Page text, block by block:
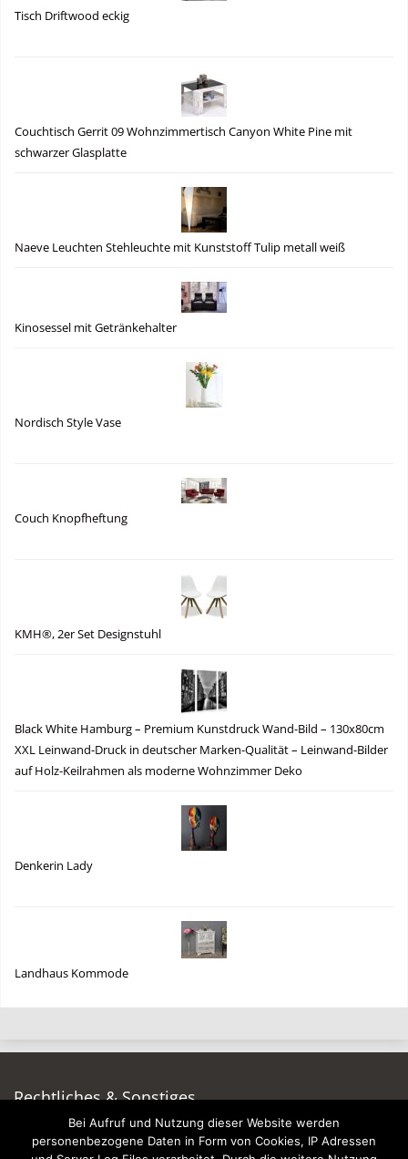
Tisch Driftwood eckig
Couchtisch Gerrit 09 Wohnzimmertisch Canyon White Pine mit
schwarzer Glasplatte
Naeve Leuchten Stehleuchte mit Kunststoff Tulip metall weiß
Kinosessel mit Getränkehalter
Nordisch Style Vase
Couch Knopfheftung
KMH®, 2er Set Designstuhl
Black White Hamburg – Premium Kunstdruck Wand-Bild – 130x80cm
XXL Leinwand-Druck in deutscher Marken-Qualität – Leinwand-Bilder
auf Holz-Keilrahmen als moderne Wohnzimmer Deko
Denkerin Lady
Landhaus Kommode
Rechtliches & Sonstiges
Auf dieser Seite werben
Datenschutzerklärung
Bei Aufruf und Nutzung dieser Website werden
personenbezogene Daten in Form von Cookies, IP Adressen